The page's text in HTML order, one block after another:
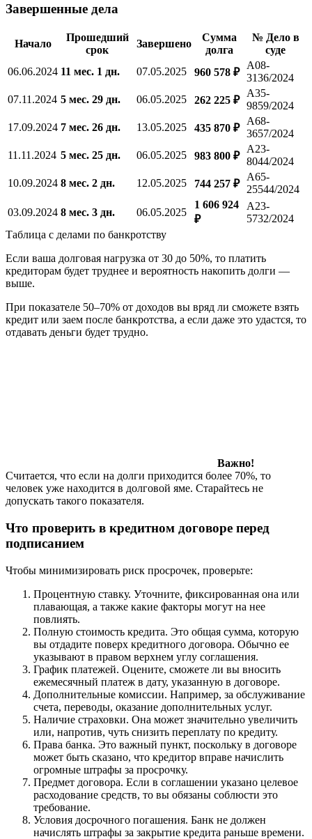
Завершенные дела
Начало
Прошедший
срок
Завершено
Сумма
долга
№ Дело в
суде
06.06.2024 11 мес. 1 дн. 07.05.2025 960 578 ₽
А08-
3136/2024
07.11.2024 5 мес. 29 дн. 06.05.2025 262 225 ₽
А35-
9859/2024
17.09.2024 7 мес. 26 дн. 13.05.2025 435 870 ₽
А68-
3657/2024
11.11.2024 5 мес. 25 дн. 06.05.2025 983 800 ₽
А23-
8044/2024
10.09.2024 8 мес. 2 дн. 12.05.2025 744 257 ₽
А65-
25544/2024
03.09.2024 8 мес. 3 дн. 06.05.2025
1 606 924
₽
А23-
5732/2024
Таблица с делами по банкротству
Если ваша долговая нагрузка от 30 до 50%, то платить
кредиторам будет труднее и вероятность накопить долги —
выше.
При показателе 50–70% от доходов вы вряд ли сможете взять
кредит или заем после банкротства, а если даже это удастся, то
отдавать деньги будет трудно.
Важно!
Считается, что если на долги приходится более 70%, то
человек уже находится в долговой яме. Старайтесь не
допускать такого показателя.
Что проверить в кредитном договоре перед
подписанием
Чтобы минимизировать риск просрочек, проверьте:
Процентную ставку. Уточните, фиксированная она или
плавающая, а также какие факторы могут на нее
повлиять.
Полную стоимость кредита. Это общая сумма, которую
вы отдадите поверх кредитного договора. Обычно ее
указывают в правом верхнем углу соглашения.
График платежей. Оцените, сможете ли вы вносить
ежемесячный платеж в дату, указанную в договоре.
Дополнительные комиссии. Например, за обслуживание
счета, переводы, оказание дополнительных услуг.
Наличие страховки. Она может значительно увеличить
или, напротив, чуть снизить переплату по кредиту.
Права банка. Это важный пункт, поскольку в договоре
может быть сказано, что кредитор вправе начислить
огромные штрафы за просрочку.
Предмет договора. Если в соглашении указано целевое
расходование средств, то вы обязаны соблюсти это
требование.
Условия досрочного погашения. Банк не должен
начислять штрафы за закрытие кредита раньше времени.